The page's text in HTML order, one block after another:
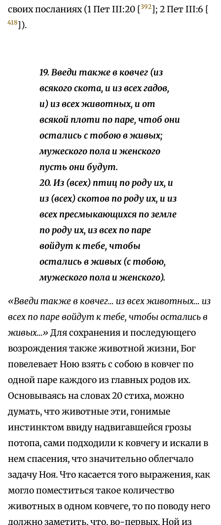
своих посланиях (1 Пет III:20 [392]; 2 Пет III:6 [
418]).
19. Введи также в ковчег (из
всякого скота, и из всех гадов,
и) из всех животных, и от
всякой плоти по паре, чтоб они
остались с тобою в живых;
мужеского пола и женского
пусть они будут.
20. Из (всех) птиц по роду их, и
из (всех) скотов по роду их, и из
всех пресмыкающихся по земле
по роду их, из всех по паре
войдут к тебе, чтобы
остались в живых (с тобою,
мужеского пола и женского).
«Введи также в ковчег… из всех животных… из
всех по паре войдут к тебе, чтобы остались в
живых…» Для сохранения и последующего
возрождения также животной жизни, Бог
повелевает Ною взять с собою в ковчег по
одной паре каждого из главных родов их.
Основываясь на словах 20 стиха, можно
думать, что животные эти, гонимые
инстинктом ввиду надвигавшейся грозы
потопа, сами подходили к ковчегу и искали в
нем спасения, что значительно облегчало
задачу Ноя. Что касается того выражения, как
могло поместиться такое количество
животных в одном ковчеге, то по поводу него
должно заметить, что, во-первых, Ной из